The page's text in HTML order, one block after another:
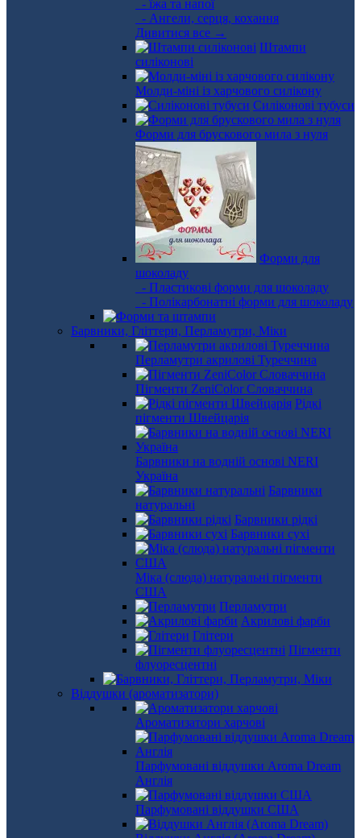
- їжа та напої
- Ангели, серця, кохання
Дивитися все →
Штампи
силіконові
Молди-міні із харчового силікону
Силіконові тубуси
Форми для брускового мила з нуля
Форми для
шоколаду
- Пластикові форми для шоколаду
- Полікарбонатні форми для шоколаду
Барвники, Гліттери, Перламутри, Міки
Перламутри акрилові Туреччина
Пігменти ZeniColor Словаччина
Рідкі
пігменти Швейцарія
Барвники на водній основі NERI
Україна
Барвники
натуральні
Барвники рідкі
Барвники сухі
Міка (слюда) натуральні пігменти
США
Перламутри
Акрилові фарби
Глітери
Пігменти
флуоресцентні
Віддушки (ароматизатори)
Ароматизатори харчові
Парфумовані віддушки Aroma Dream
Англія
Парфумовані віддушки США